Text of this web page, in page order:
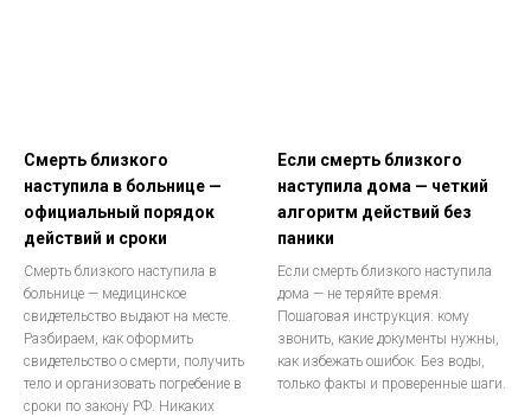
Смерть близкого
наступила в больнице —
официальный порядок
действий и сроки
Смерть близкого наступила в
больнице — медицинское
свидетельство выдают на месте.
Разбираем, как оформить
свидетельство о смерти, получить
тело и организовать погребение в
сроки по закону РФ. Никаких
Если смерть близкого
наступила дома — четкий
алгоритм действий без
паники
Если смерть близкого наступила
дома — не теряйте время.
Пошаговая инструкция: кому
звонить, какие документы нужны,
как избежать ошибок. Без воды,
только факты и проверенные шаги.